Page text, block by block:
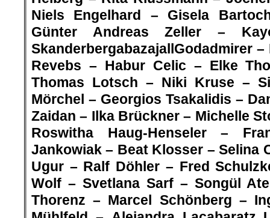
Niels Engelhard – Gisela
Günter Andreas Zeller –
SkanderbergabazajallGodadmirer
Revebs – Habur Celic – Elke
Thomas Lotsch – Niki Kruse –
Mörchel – Georgios Tsakalidis –
Zaidan – Ilka Brückner – Michelle
Roswitha Haug-Henseler –
Jankowiak – Beat Klosser – Selina
Ugur – Ralf Döhler – Fred
Wolf – Svetlana Sarf – Songül
Thorenz – Marcel Schönberg –